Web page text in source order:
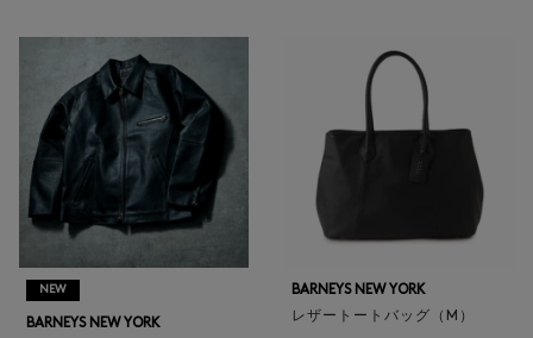
NEW
BARNEYS NEW YORK
BARNEYS NEW YORK
レザートートバッグ（M）